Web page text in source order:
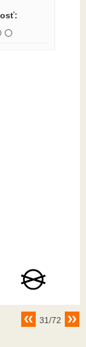
:
⚪
31/72